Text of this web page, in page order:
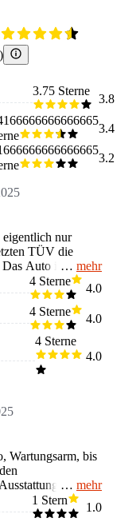
)
3.75 Sterne
3.8
3.4
3.2
eigentlich nur
TÜV die
Auto ist an
übersichtlich,
mit mehr als 2
reicht der Platz
braucht.
ich zufrieden
in allem, ein
mehr
4 Sterne
4.0
4 Sterne
4.0
4 Sterne
4.0
Wartungsarm, bis
dem Navi übers
wird und
mehr
1 Stern
1.0